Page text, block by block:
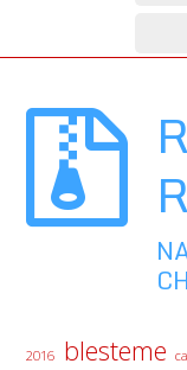
2016 blesteme